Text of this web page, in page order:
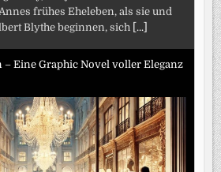
frühes Eheleben, als sie und
Blythe beginnen, sich [...]
– Eine Graphic Novel voller Eleganz